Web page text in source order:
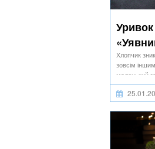
Хлопчик
зовсім
маленький
«Уявний